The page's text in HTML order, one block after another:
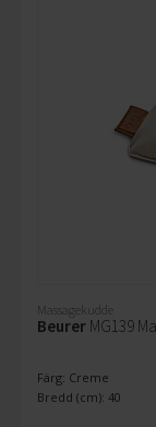
Massagekudde
Beurer MG139
Färg: Creme
Bredd (cm): 40